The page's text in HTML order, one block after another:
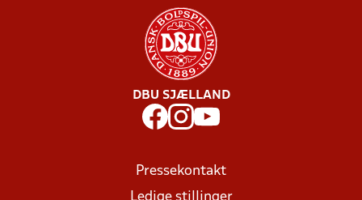
DBU SJÆLLAND
Pressekontakt
Ledige stillinger